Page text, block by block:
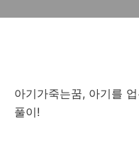
아기가죽는꿈, 아기를
풀이!